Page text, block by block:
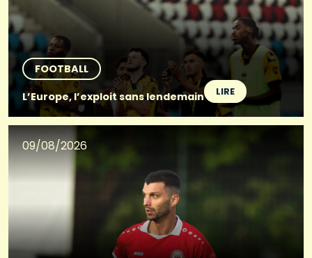
FOOTBALL
L’Europe, l’exploit sans lendemain
LIRE
09/08/2026